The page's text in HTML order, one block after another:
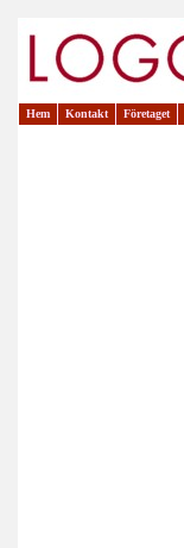
Hem Kontakt Företaget